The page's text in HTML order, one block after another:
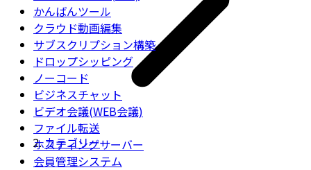
かんばんツール
クラウド動画編集
サブスクリプション構築
ドロップシッピング
ノーコード
ビジネスチャット
ビデオ会議(WEB会議)
ファイル転送
ホスティングサーバー
会員管理システム
カテゴリー